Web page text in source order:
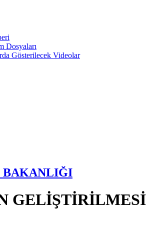
Dosyaları
Gösterilecek Videolar
BAKANLIĞI